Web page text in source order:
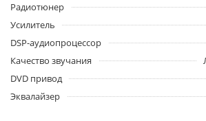
Радиотюнер
Усилитель
DSP-аудиопроцессор
Качество звучания
DVD привод
Эквалайзер